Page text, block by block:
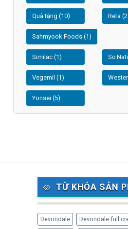
Quà tặng (10) Reta
Sahmyook Foods (1)
Similac (1) So
Vegemil (1)
Yonsei (5)
TỪ KHÓA SẢN
Devondale Devondale full